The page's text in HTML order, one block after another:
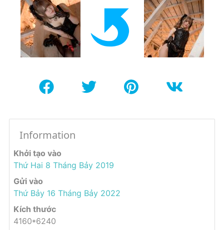
Information
Khởi tạo vào
Thứ Hai 8 Tháng Bảy 2019
Gửi vào
Thứ Bảy 16 Tháng Bảy 2022
Kích thước
4160*6240